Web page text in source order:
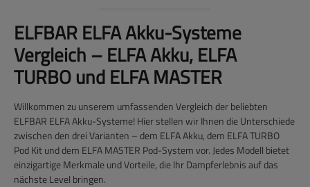
ELFBAR ELFA Akku-Systeme
Vergleich – ELFA Akku, ELFA
TURBO und ELFA MASTER
Willkommen zu unserem umfassenden Vergleich der beliebten
ELFBAR ELFA Akku-Systeme! Hier stellen wir Ihnen die Unterschiede
zwischen den drei Varianten – dem ELFA Akku, dem ELFA TURBO
Pod Kitund dem ELFA MASTER Pod-Systemvor. Jedes Modell bietet
einzigartige Merkmale und Vorteile, die Ihr Dampferlebnis auf das
nächste Level bringen.